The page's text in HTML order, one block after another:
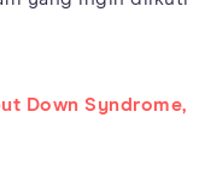
Down Syndrome,